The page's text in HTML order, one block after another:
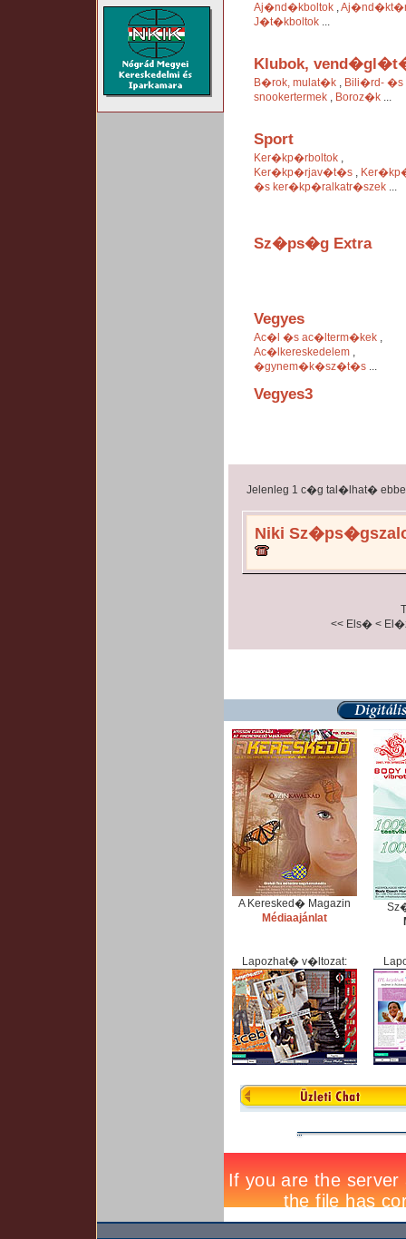
Aj�nd�kboltok ,
J�t�kboltok ...
Klubok,
B�rok, mulat�k , Bili�rd- �s
snookertermek , Boroz�k ...
Sport
Ker�kp�rboltok ,
Ker�kp�rjav�t�s ,
�s ker�kp�ralkatr�szek ...
Sz�ps�g Extra
Vegyes
Ac�l �s ac�lterm�kek ,
Ac�lkereskedelem ,
�gynem�k�sz�t�s ...
Vegyes3
Jelenleg 1 c�g tal�lhat�
Niki
<< Els� <
A Keresked� Magazin
Médiaajánlat
Lapozhat� v�ltozat: